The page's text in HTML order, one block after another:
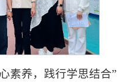
素养，践行学思结合”